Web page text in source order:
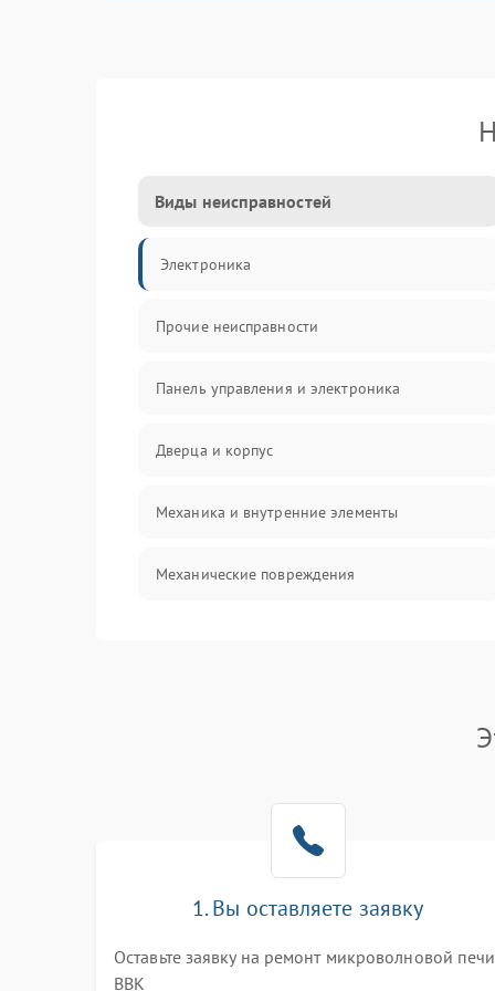
Виды неисправностей
Электроника
Прочие неисправности
Панель управления и электроника
Дверца и корпус
Механика и внутренние элементы
Механические повреждения
1. Вы оставляете заявку
Оставьте заявку на ремонт микроволновой печи
BBK